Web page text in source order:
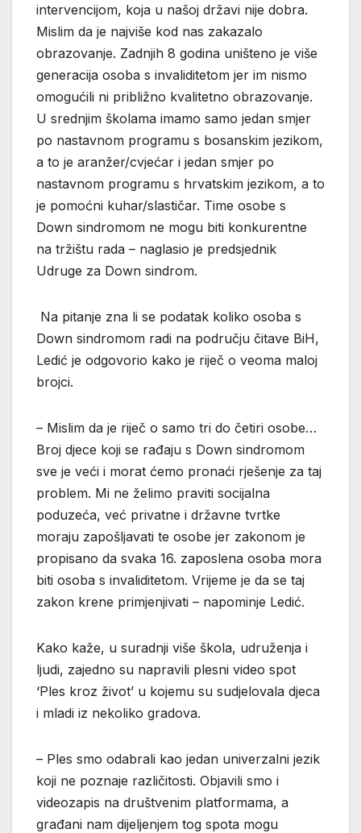
intervencijom, koja u našoj državi nije dobra.
Mislim da je najviše kod nas zakazalo
obrazovanje. Zadnjih 8 godina uništeno je više
generacija osoba s invaliditetom jer im nismo
omogućili ni približno kvalitetno obrazovanje.
U srednjim školama imamo samo jedan smjer
po nastavnom programu s bosanskim jezikom,
a to je aranžer/cvjećar i jedan smjer po
nastavnom programu s hrvatskim jezikom, a to
je pomoćni kuhar/slastičar. Time osobe s
Down sindromom ne mogu biti konkurentne
na tržištu rada – naglasio je predsjednik
Udruge za Down sindrom.
Na pitanje zna li se podatak koliko osoba s
Down sindromom radi na području čitave BiH,
Ledić je odgovorio kako je riječ o veoma maloj
brojci.
– Mislim da je riječ o samo tri do četiri osobe…
Broj djece koji se rađaju s Down sindromom
sve je veći i morat ćemo pronaći rješenje za taj
problem. Mi ne želimo praviti socijalna
poduzeća, već privatne i državne tvrtke
moraju zapošljavati te osobe jer zakonom je
propisano da svaka 16. zaposlena osoba mora
biti osoba s invaliditetom. Vrijeme je da se taj
zakon krene primjenjivati – napominje Ledić.
Kako kaže, u suradnji više škola, udruženja i
ljudi, zajedno su napravili plesni video spot
‘Ples kroz život’ u kojemu su sudjelovala djeca
i mladi iz nekoliko gradova.
– Ples smo odabrali kao jedan univerzalni jezik
koji ne poznaje različitosti. Objavili smo i
videozapis na društvenim platformama, a
građani nam dijeljenjem tog spota mogu